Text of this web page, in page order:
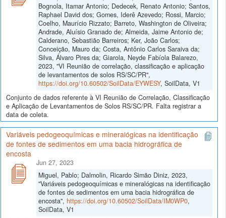
Bognola, Itamar Antonio; Dedecek, Renato Antonio; Santos,
Raphael David dos; Gomes, Iderê Azevedo; Rossi, Marcio;
Coelho, Maurício Rizzato; Barreto, Washington de Oliveira;
Andrade, Aluísio Granado de; Almeida, Jaime Antonio de;
Calderano, Sebastião Barreiros; Ker, João Carlos;
Conceição, Mauro da; Costa, Antônio Carlos Saraiva da;
Silva, Álvaro Pires da; Giarola, Neyde Fabíola Balarezo,
2023, "VI Reunião de correlação, classificação e aplicação
de levantamentos de solos RS/SC/PR",
https://doi.org/10.60502/SoilData/EYWESY, SoilData, V1
Conjunto de dados referente à VI Reunião de Correlação, Classificação
e Aplicação de Levantamentos de Solos RS/SC/PR. Falta registrar a
data de coleta.
Variáveis pedogeoquímicas e mineralógicas na identificação
de fontes de sedimentos em uma bacia hidrográfica de
encosta
Jun 27, 2023
Miguel, Pablo; Dalmolin, Ricardo Simão Diniz, 2023,
"Variáveis pedogeoquímicas e mineralógicas na identificação
de fontes de sedimentos em uma bacia hidrográfica de
encosta", https://doi.org/10.60502/SoilData/IM0WP0,
SoilData, V1